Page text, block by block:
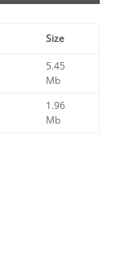
Size
5.45
Mb
1.96
Mb